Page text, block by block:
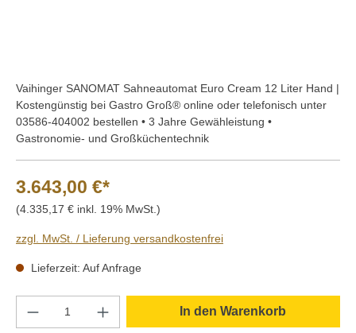
Vaihinger SANOMAT Sahneautomat Euro Cream 12 Liter Hand |
Kostengünstig bei Gastro Groß® online oder telefonisch unter
03586-404002 bestellen • 3 Jahre Gewähleistung •
Gastronomie- und Großküchentechnik
3.643,00 €*
(4.335,17 € inkl. 19% MwSt.)
zzgl. MwSt. / Lieferung versandkostenfrei
Lieferzeit: Auf Anfrage
Produkt Anzahl: Gib den gewünschten
In den Warenkorb